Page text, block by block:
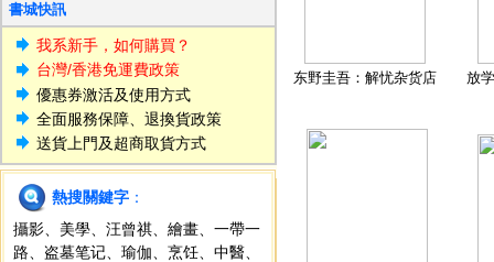
書城快訊
我系新手，如何購買？
台灣/香港免運費政策
優惠券激活及使用方式
全面服務保障、退換貨政策
送貨上門及超商取貨方式
熱搜關鍵字 ：
攝影
美學 汪曾祺 繪畫
一帶一
路
盗墓笔记 瑜伽 烹饪 中醫
东野圭吾：解忧杂货店 放